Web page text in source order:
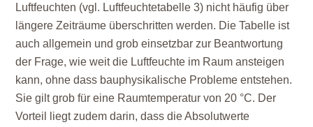
Luftfeuchten (vgl. Luftfeuchtetabelle 3) nicht häufig über
längere Zeiträume überschritten werden. Die Tabelle ist
auch allgemein und grob einsetzbar zur Beantwortung
der Frage, wie weit die Luftfeuchte im Raum ansteigen
kann, ohne dass bauphysikalische Probleme entstehen.
Sie gilt grob für eine Raumtemperatur von 20 °C. Der
Vorteil liegt zudem darin, dass die Absolutwerte